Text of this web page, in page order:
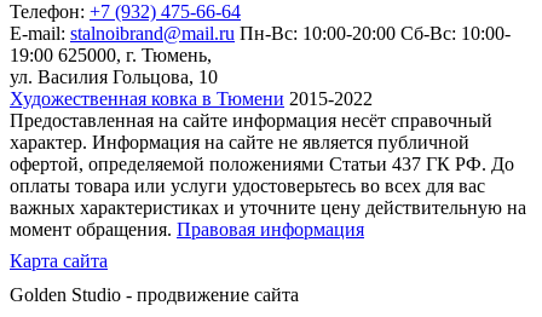
Телефон: +7 (932) 475-66-64
E-mail: stalnoibrand@mail.ru Пн-Вс: 10:00-20:00 Сб-Вс: 10:00-
19:00 625000, г. Тюмень,
ул. Василия Гольцова, 10
Художественная ковка в Тюмени 2015-2022
Предоставленная на сайте информация несёт справочный
характер. Информация на сайте не является публичной
офертой, определяемой положениями Статьи 437 ГК РФ. До
оплаты товара или услуги удостоверьтесь во всех для вас
важных характеристиках и уточните цену действительную на
момент обращения. Правовая информация
Карта сайта
Golden Studio - продвижение сайта